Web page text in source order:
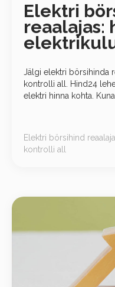
Elektri
reaalajas:
Jälgi elektri börsihinda
kontrolli all. Hind24 lehel &nbsp;on kõige värskem info
elektri hinna kohta.
Elektri börsihind
kontrolli all